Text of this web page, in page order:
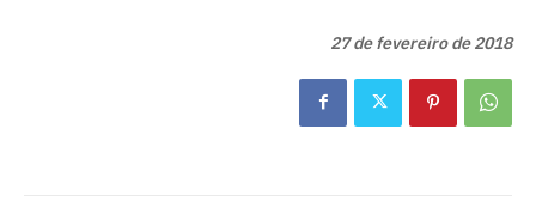
27 de fevereiro de 2018